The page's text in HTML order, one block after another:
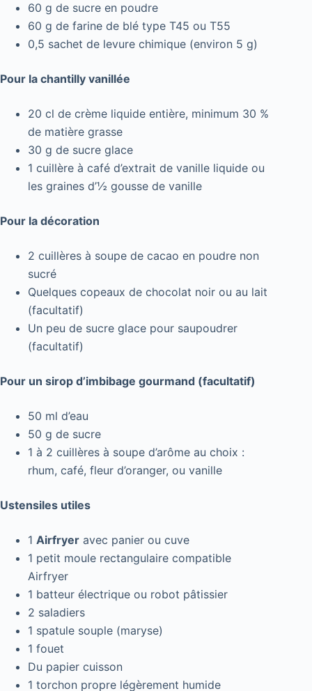
60 g de sucre en poudre
60 g de farine de blé type T45 ou T55
0,5 sachet de levure chimique (environ 5 g)
Pour la chantilly vanillée
20 cl de crème liquide entière, minimum 30 %
de matière grasse
30 g de sucre glace
1 cuillère à café d’extrait de vanille liquide ou
les graines d’½ gousse de vanille
Pour la décoration
2 cuillères à soupe de cacao en poudre non
sucré
Quelques copeaux de chocolat noir ou au lait
(facultatif)
Un peu de sucre glace pour saupoudrer
(facultatif)
Pour un sirop d’imbibage gourmand (facultatif)
50 ml d’eau
50 g de sucre
1 à 2 cuillères à soupe d’arôme au choix :
rhum, café, fleur d’oranger, ou vanille
Ustensiles utiles
1 Airfryer avec panier ou cuve
1 petit moule rectangulaire compatible
Airfryer
1 batteur électrique ou robot pâtissier
2 saladiers
1 spatule souple (maryse)
1 fouet
Du papier cuisson
1 torchon propre légèrement humide